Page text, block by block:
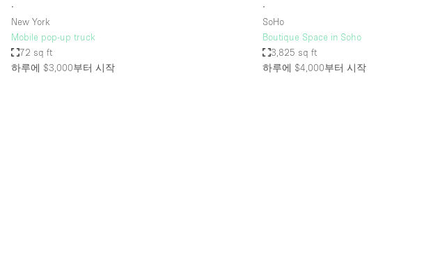
∙
New York
Mobile pop-up truck
72 sq ft
하루에 $3,000부터 시작
∙
SoHo
Boutique Space in Soho
3,825 sq ft
하루에 $4,000부터 시작